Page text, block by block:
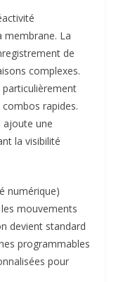
membrane. La
de
complexes.
rapides.
ajoute une
la visibilité
numérique)
mouvements
devient standard
programmables
pour